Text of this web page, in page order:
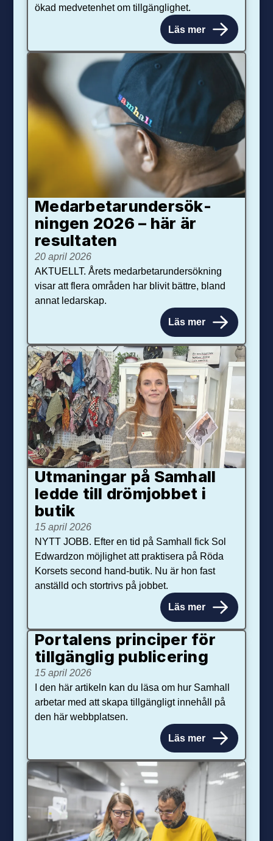
ökad medvetenhet om tillgänglighet.
Läs mer
Medarbetar­under­sök­
ningen 2026 – här är
resultaten
20 april 2026
AKTUELLT. Årets medarbetarundersökning
visar att flera områden har blivit bättre, bland
annat ledarskap.
Läs mer
Utmaningar på Sam­hall
ledde till dröm­jobbet i
butik
15 april 2026
NYTT JOBB. Efter en tid på Samhall fick Sol
Edwardzon möjlighet att praktisera på Röda
Korsets second hand-butik. Nu är hon fast
anställd och stortrivs på jobbet.
Läs mer
Portalens principer för
tillgänglig publicering
15 april 2026
I den här artikeln kan du läsa om hur Samhall
arbetar med att skapa tillgängligt innehåll på
den här webbplatsen.
Läs mer